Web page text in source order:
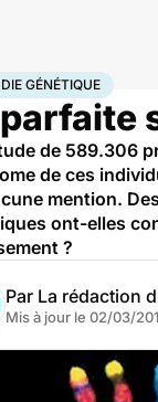
MaladiesMaladie
GÉNÉTIQUE
de 589.306
de ces
mention.
ont-elles
?
Par La rédaction
Mis à jour le 02/03/